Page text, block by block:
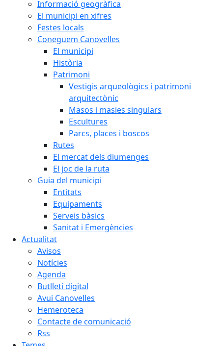
Informació geogràfica
El municipi en xifres
Festes locals
Coneguem Canovelles
El municipi
Història
Patrimoni
Vestigis arqueològics i patrimoni
arquitectònic
Masos i masies singulars
Escultures
Parcs, places i boscos
Rutes
El mercat dels diumenges
El joc de la ruta
Guia del municipi
Entitats
Equipaments
Serveis bàsics
Sanitat i Emergències
Actualitat
Avisos
Notícies
Agenda
Butlletí digital
Avui Canovelles
Hemeroteca
Contacte de comunicació
Rss